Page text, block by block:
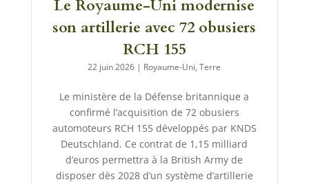
Le Royaume-Uni modernise
son artillerie avec 72 obusiers
RCH 155
22 juin 2026 | Royaume-Uni,Terre
Le ministère de la Défense britannique a
confirmé l’acquisition de 72 obusiers
automoteurs RCH 155 développés par KNDS
Deutschland. Ce contrat de 1,15 milliard
d’euros permettra à la British Army de
disposer dès 2028 d’un système d’artillerie